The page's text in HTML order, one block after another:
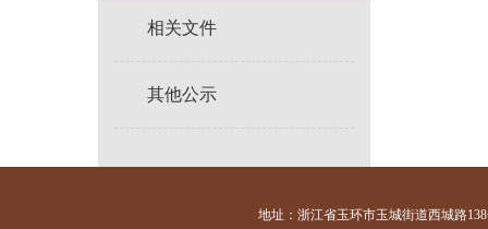
相关文件
其他公示
地址：浙江省玉环市玉城街道西城路